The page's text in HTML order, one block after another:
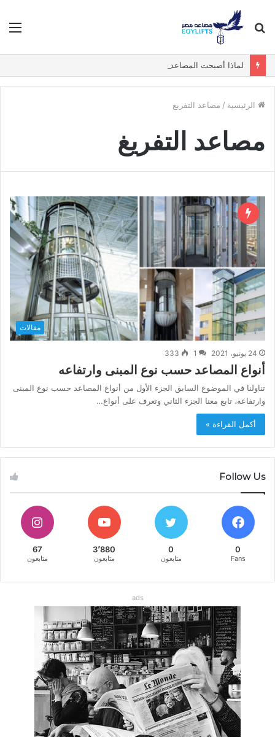
بحث
الرئيسية / مصاعد التفريغ
مصاعد التفريغ
مقالات
24 يونيو، 2021 1
333
أنواع المصاعد حسب نوع المبنى وارتفاعه
تناولنا في الموضوع السابق الجزء الأول من أنواع المصاعد حسب نوع المبنى
وارتفاعه، تابع معنا الجزء الثاني وتعرف على أنواع…
أكمل القراءة »
Follow Us
0
Fans
0
متابعون
3٬880
متابعون
67
متابعون
ads